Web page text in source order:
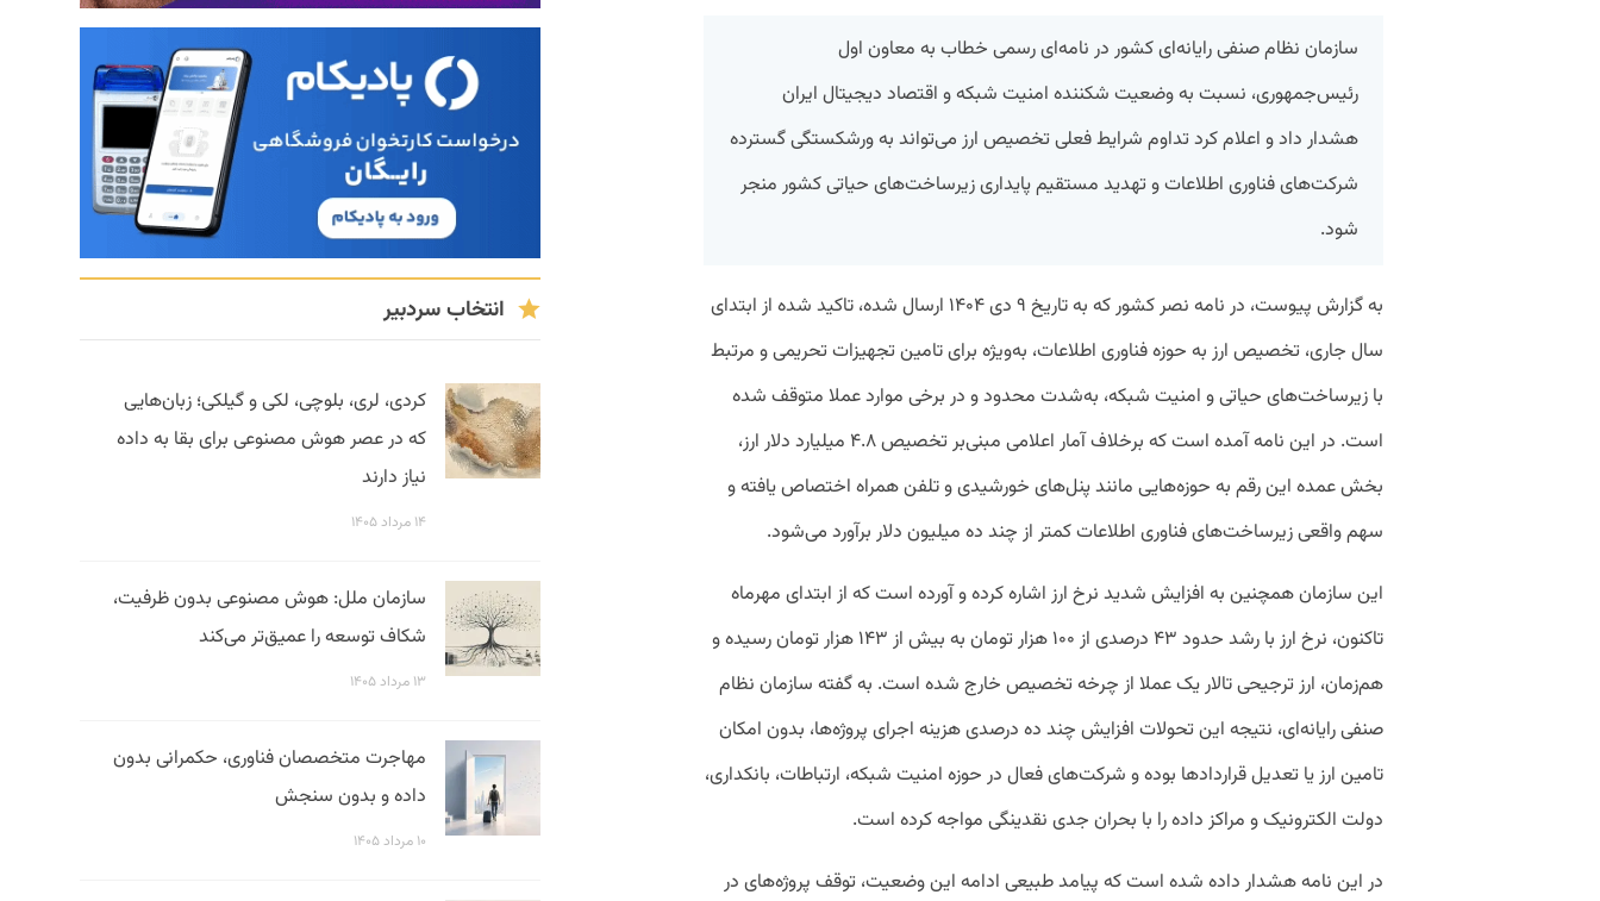
سازمان نظام صنفی رایانه‌ای کشور در نامه‌ای رسمی خطاب به معاون اول
رئیس‌جمهوری، نسبت به وضعیت شکننده امنیت شبکه و اقتصاد دیجیتال ایران
هشدار داد و اعلام کرد تداوم شرایط فعلی تخصیص ارز می‌تواند به ورشکستگی گسترده
شرکت‌های فناوری اطلاعات و تهدید مستقیم پایداری زیرساخت‌های حیاتی کشور منجر
شود.
به گزارش پیوست، در نامه نصر کشور که به تاریخ ۹ دی ۱۴۰۴ ارسال شده، تاکید شده از ابتدای
سال جاری، تخصیص ارز به حوزه فناوری اطلاعات، به‌ویژه برای تامین تجهیزات تحریمی و مرتبط
با زیرساخت‌های حیاتی و امنیت شبکه، به‌شدت محدود و در برخی موارد عملا متوقف شده
است. در این نامه آمده است که برخلاف آمار اعلامی مبنی‌بر تخصیص ۴.۸ میلیارد دلار ارز،
بخش عمده این رقم به حوزه‌هایی مانند پنل‌های خورشیدی و تلفن همراه اختصاص یافته و
سهم واقعی زیرساخت‌های فناوری اطلاعات کمتر از چند ده میلیون دلار برآورد می‌شود.
این سازمان همچنین به افزایش شدید نرخ ارز اشاره کرده و آورده است که از ابتدای مهرماه
تاکنون، نرخ ارز با رشد حدود ۴۳ درصدی از ۱۰۰ هزار تومان به بیش از ۱۴۳ هزار تومان رسیده و
هم‌زمان، ارز ترجیحی تالار یک عملا از چرخه تخصیص خارج شده است. به گفته سازمان نظام
صنفی رایانه‌ای، نتیجه این تحولات افزایش چند ده درصدی هزینه اجرای پروژه‌ها، بدون امکان
تامین ارز یا تعدیل قراردادها بوده و شرکت‌های فعال در حوزه امنیت شبکه، ارتباطات، بانکداری،
دولت الکترونیک و مراکز داده را با بحران جدی نقدینگی مواجه کرده است.
در این نامه هشدار داده شده است که پیامد طبیعی ادامه این وضعیت، توقف پروژه‌های در
انتخاب سردبیر
کردی، لری، بلوچی، لکی و گیلکی؛ زبان‌هایی
که در عصر هوش مصنوعی برای بقا به داده
نیاز دارند
۱۴ مرداد ۱۴۰۵
سازمان ملل: هوش مصنوعی بدون ظرفیت،
شکاف توسعه را عمیق‌تر می‌کند
۱۳ مرداد ۱۴۰۵
مهاجرت متخصصان فناوری، حکمرانی بدون
داده و بدون سنجش
۱۰ مرداد ۱۴۰۵